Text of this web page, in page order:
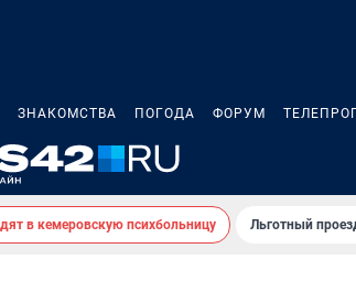
ЗНАКОМСТВА ПОГОДА ФОРУМ
в кемеровскую психбольницу Льготный